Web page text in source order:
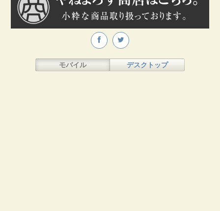
モバイル デスクトップ